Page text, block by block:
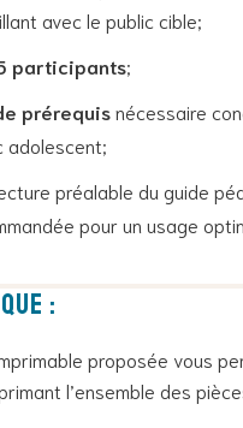
avec le public cible;
participants;
prérequisnécessaire
adolescent;
préalable du guide
pour un usage
:
proposée vous
l’ensemble des